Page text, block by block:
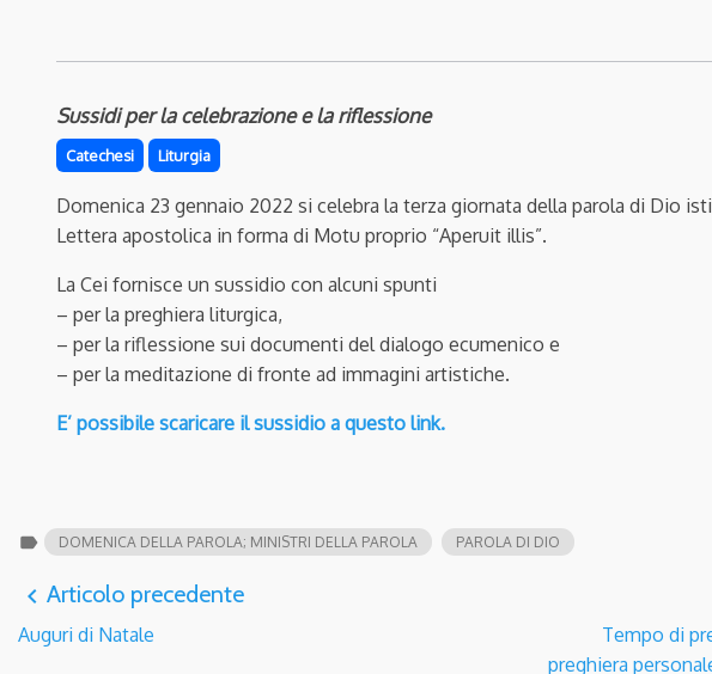
Sussidi per la celebrazione e la riflessione
Catechesi Liturgia
Domenica 23 gennaio 2022 si celebra la terza giornata della parola di Dio
Lettera apostolica in forma di Motu proprio “Aperuit illis”.
La Cei fornisce un sussidio con alcuni spunti
– per la preghiera liturgica,
– per la riflessione sui documenti del dialogo ecumenico e
– per la meditazione di fronte ad immagini artistiche.
E’ possibile scaricare il sussidio a questo link.
label DOMENICA DELLA PAROLA; MINISTRI DELLA PAROLA PAROLA DI DIO
navigate_before Articolo precedente
Auguri di Natale
Tempo di
preghiera